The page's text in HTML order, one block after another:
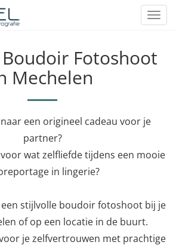
Fotoshoot
Mechelen
een origineel cadeau voor je
partner?
wat zelfliefde tijdens een mooie
in lingerie?
stijlvolle boudoir fotoshoot bij je
of op een locatie in de buurt.
je zelfvertrouwen met prachtige